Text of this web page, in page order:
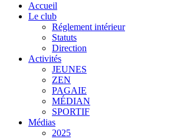
Accueil
Le club
Réglement intérieur
Statuts
Direction
Activités
JEUNES
ZEN
PAGAIE
MÉDIAN
SPORTIF
Médias
2025